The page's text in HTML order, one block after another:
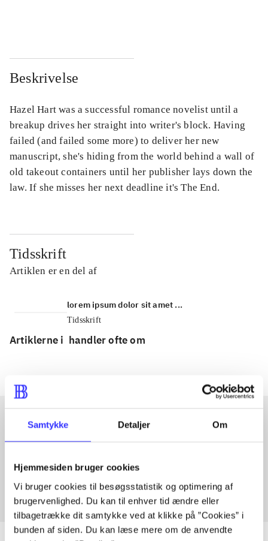
Samtykke Detaljer Om
Hjemmesiden bruger cookies
Vi bruger cookies til besøgsstatistik og optimering af
brugervenlighed. Du kan til enhver tid ændre eller
tilbagetrække dit samtykke ved at klikke på ”Cookies” i
bunden af siden. Du kan læse mere om de anvendte
Beskrivelse
Hazel Hart was a successful romance novelist until a
breakup drives her straight into writer's block. Having
failed (and failed some more) to deliver her new
manuscript, she's hiding from the world behind a wall of
old takeout containers until her publisher lays down the
law. If she misses her next deadline it's The End.
Tidsskrift
Artiklen er en del af
lorem ipsum dolor sit amet ...
Tidsskrift
Artiklerne i handler ofte om
Artikler med samme emner
Fra